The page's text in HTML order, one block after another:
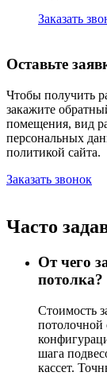
Заказать
Оставьте
Чтобы получить
закажите
помещения, вид
персональных
политикой сайта.
Заказать звонок
Часто
От чего
потолка?
Стоимость
шага
кассет.